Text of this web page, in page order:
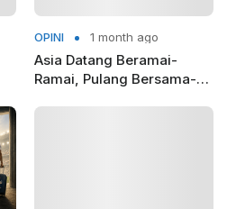
OPINI 1 month ago
Asia Datang Beramai-
Ramai, Pulang Bersama-